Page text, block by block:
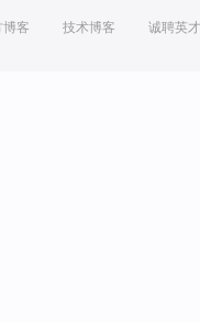
博客 技术博客 诚聘英才